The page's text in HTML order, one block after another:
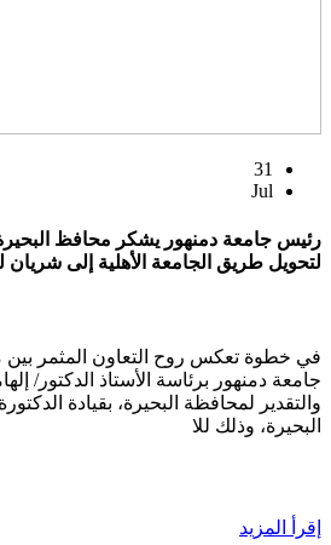
31
Jul
رئيس جامعة دمنهور يشكر محافظ البحيرة
لتحويل طريق الجامعة الأهلية إلى شريان
في خطوة تعكس روح التعاون المثمر
جامعة دمنهور برئاسة الأستاذ الدكتور/
والتقدير لمحافظة البحيرة، بقيادة
البحيرة، وذلك للا
إقرأ المزيد